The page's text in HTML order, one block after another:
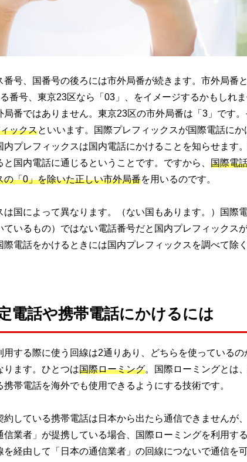
番号、国番号の後ろには市外局番が続きます。市外局番
番号、東京23区なら「03」、をイメージするかもしれ
局番ではありません。東京23区の市外局番は「3」です。
ックスといいます。国際プレフィックスが国際電話にか
内プレフィックスは国内電話にかけることを知らせます
と国内電話に通じるということです。ですから、 国際電
の「0」を除いた正しい市外局番を用いるのです。
は国によって異なります。（ない国もあります。）国際
ているもの）ではない電話番号だと国内プレフィックス
際電話をかけるときには国内プレフィックスを調べて除
電話や携帯電話にかけるには
用する際に使う回線は2通りあり、どちらを使っているの
ります。ひとつは国際ローミング。国際ローミングとは
帯電話を海外でも使用できるようにする技術です。
約している携帯電話は日本から出たら通信できませんが
信業者」が提携している場合、国際ローミングを利用す
経由して「日本の通信業者」の回線につないで通信を可